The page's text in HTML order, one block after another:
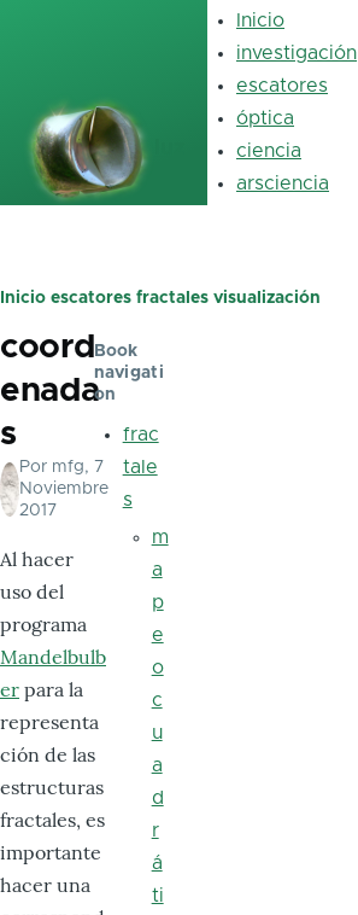
Pasar al contenido principal
Main
navigation
Inicio
investigación
escatores
óptica
ciencia
arsciencia
Ruta
de
navegación
Inicio escatores fractales visualización
coord
enada
s
Por mfg, 7
Noviembre
2017
Al hacer
uso del
programa
Mandelbulb
er para la
representa
ción de las
estructuras
fractales, es
importante
hacer una
Book
navigati
on
frac
tale
s
m
a
p
e
o
c
u
a
d
r
á
ti